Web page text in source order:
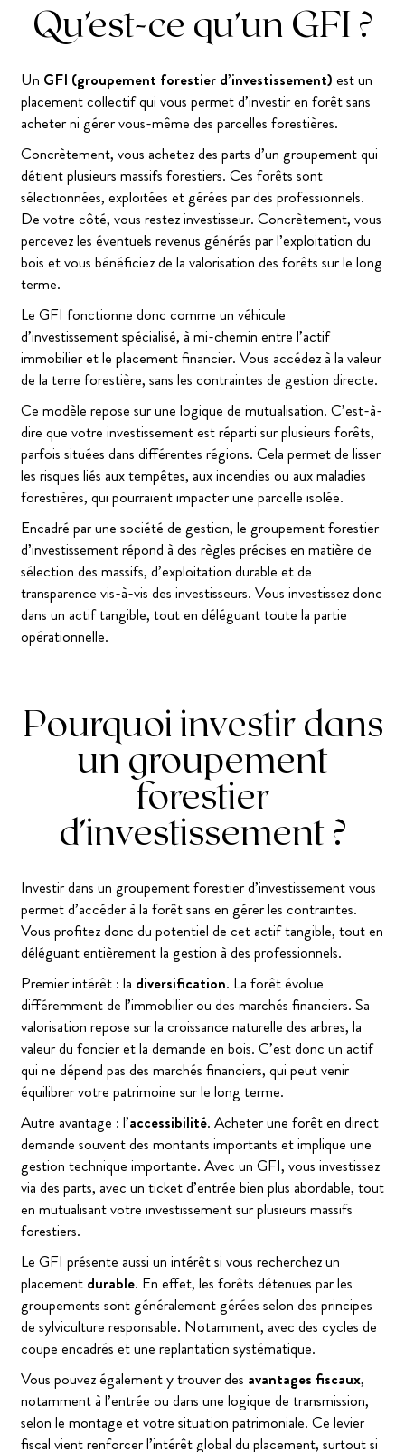
Qu’est-ce qu’un GFI ?
Un GFI (groupement forestier d’investissement) est un
placement collectif qui vous permet d’investir en forêt sans
acheter ni gérer vous-même des parcelles forestières.
Concrètement, vous achetez des parts d’un groupement qui
détient plusieurs massifs forestiers. Ces forêts sont
sélectionnées, exploitées et gérées par des professionnels.
De votre côté, vous restez investisseur. Concrètement, vous
percevez les éventuels revenus générés par l’exploitation du
bois et vous bénéficiez de la valorisation des forêts sur le long
terme.
Le GFI fonctionne donc comme un véhicule
d’investissement spécialisé, à mi-chemin entre l’actif
immobilier et le placement financier. Vous accédez à la valeur
de la terre forestière, sans les contraintes de gestion directe.
Ce modèle repose sur une logique de mutualisation. C’est-à-
dire que votre investissement est réparti sur plusieurs forêts,
parfois situées dans différentes régions. Cela permet de lisser
les risques liés aux tempêtes, aux incendies ou aux maladies
forestières, qui pourraient impacter une parcelle isolée.
Encadré par une société de gestion, le groupement forestier
d’investissement répond à des règles précises en matière de
sélection des massifs, d’exploitation durable et de
transparence vis-à-vis des investisseurs. Vous investissez donc
dans un actif tangible, tout en déléguant toute la partie
opérationnelle.
Pourquoi investir dans
un groupement
forestier
d’investissement ?
Investir dans un groupement forestier d’investissement vous
permet d’accéder à la forêt sans en gérer les contraintes.
Vous profitez donc du potentiel de cet actif tangible, tout en
déléguant entièrement la gestion à des professionnels.
Premier intérêt : la diversification. La forêt évolue
différemment de l’immobilier ou des marchés financiers. Sa
valorisation repose sur la croissance naturelle des arbres, la
valeur du foncier et la demande en bois. C’est donc un actif
qui ne dépend pas des marchés financiers, qui peut venir
équilibrer votre patrimoine sur le long terme.
Autre avantage : l’accessibilité. Acheter une forêt en direct
demande souvent des montants importants et implique une
gestion technique importante. Avec un GFI, vous investissez
via des parts, avec un ticket d’entrée bien plus abordable, tout
en mutualisant votre investissement sur plusieurs massifs
forestiers.
Le GFI présente aussi un intérêt si vous recherchez un
placement durable. En effet, les forêts détenues par les
groupements sont généralement gérées selon des principes
de sylviculture responsable. Notamment, avec des cycles de
coupe encadrés et une replantation systématique.
Vous pouvez également y trouver des avantages fiscaux,
notamment à l’entrée ou dans une logique de transmission,
selon le montage et votre situation patrimoniale. Ce levier
fiscal vient renforcer l’intérêt global du placement, surtout si